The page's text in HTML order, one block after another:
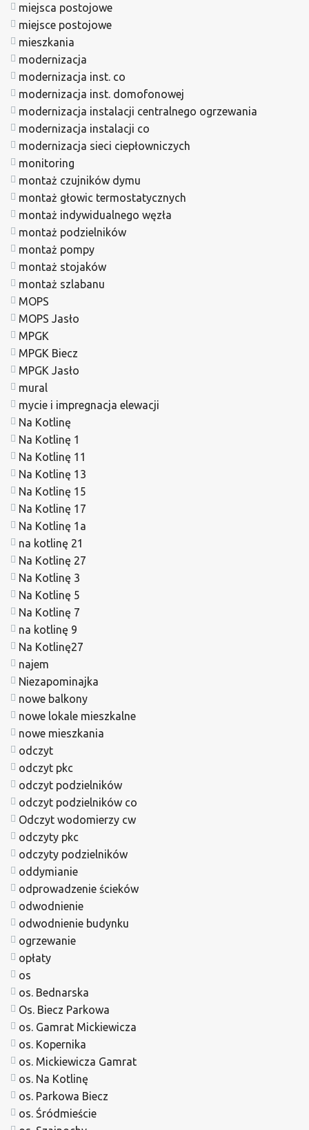
miejsca postojowe
miejsce postojowe
mieszkania
modernizacja
modernizacja inst. co
modernizacja inst. domofonowej
modernizacja instalacji centralnego ogrzewania
modernizacja instalacji co
modernizacja sieci ciepłowniczych
monitoring
montaż czujników dymu
montaż głowic termostatycznych
montaż indywidualnego węzła
montaż podzielników
montaż pompy
montaż stojaków
montaż szlabanu
MOPS
MOPS Jasło
MPGK
MPGK Biecz
MPGK Jasło
mural
mycie i impregnacja elewacji
Na Kotlinę
Na Kotlinę 1
Na Kotlinę 11
Na Kotlinę 13
Na Kotlinę 15
Na Kotlinę 17
Na Kotlinę 1a
na kotlinę 21
Na Kotlinę 27
Na Kotlinę 3
Na Kotlinę 5
Na Kotlinę 7
na kotlinę 9
Na Kotlinę27
najem
Niezapominajka
nowe balkony
nowe lokale mieszkalne
nowe mieszkania
odczyt
odczyt pkc
odczyt podzielników
odczyt podzielników co
Odczyt wodomierzy cw
odczyty pkc
odczyty podzielników
oddymianie
odprowadzenie ścieków
odwodnienie
odwodnienie budynku
ogrzewanie
opłaty
os
os. Bednarska
Os. Biecz Parkowa
os. Gamrat Mickiewicza
os. Kopernika
os. Mickiewicza Gamrat
os. Na Kotlinę
os. Parkowa Biecz
os. Śródmieście